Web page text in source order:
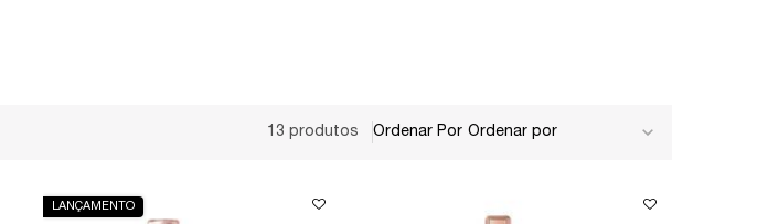
13 produtos Ordenar Por
LANÇAMENTO